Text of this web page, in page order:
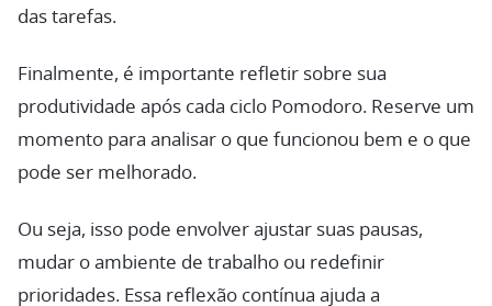
das tarefas.
Finalmente, é importante refletir sobre sua
produtividade após cada ciclo Pomodoro. Reserve um
momento para analisar o que funcionou bem e o que
pode ser melhorado.
Ou seja, isso pode envolver ajustar suas pausas,
mudar o ambiente de trabalho ou redefinir
prioridades. Essa reflexão contínua ajuda a